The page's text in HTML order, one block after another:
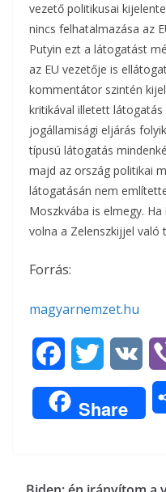
vezető politikusai
nincs felhatalmazása az
Putyin ezt a látogatást
az EU vezetője is
kommentátor szintén
kritikával illetett
jogállamisági eljárás
típusú látogatás
majd az ország politikai
látogatásán nem
Moszkvába is elmegy.
volna a Zelenszkijjel való
Forrás:
magyarnemzet.hu
a
c
b
w
i
t
K
Share